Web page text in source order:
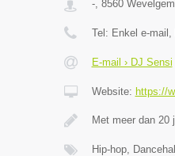
-, 8560 Wevelgem
Tel: Enkel e-mail ,
E-mail › DJ Sensi
Website: https://
Met meer dan 20
Hip-hop,